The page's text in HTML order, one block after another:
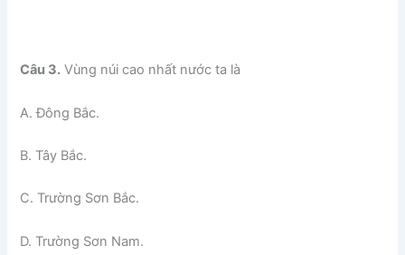
Câu 3. Vùng núi cao nhất nước ta là
A. Đông Bắc.
B. Tây Bắc.
C. Trường Sơn Bắc.
D. Trường Sơn Nam.